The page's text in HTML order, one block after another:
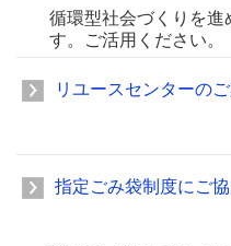
循環型社会づくりを
す。ご活用くださ
リユースセンターの
指定ごみ袋制度にご